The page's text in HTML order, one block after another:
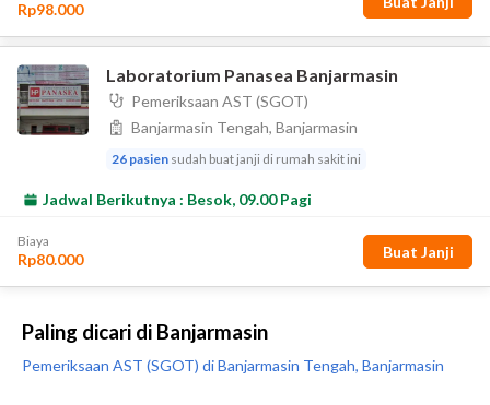
Paling dicari di Banjarmasin
Pemeriksaan AST (SGOT) di Banjarmasin Tengah, Banjarmasin